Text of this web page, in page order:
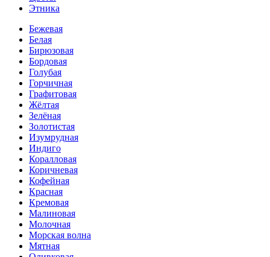
Этника
Бежевая
Белая
Бирюзовая
Бордовая
Голубая
Горчичная
Графитовая
Жёлтая
Зелёная
Золотистая
Изумрудная
Индиго
Коралловая
Коричневая
Кофейная
Красная
Кремовая
Малиновая
Молочная
Морская волна
Мятная